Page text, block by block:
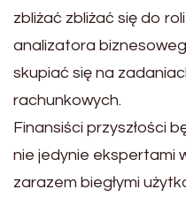
zbliżać zbliżać się do
analizatora
skupiać się na
rachunkowych.
Finansiści przyszłości
nie jedynie ekspertami
zarazem biegłymi